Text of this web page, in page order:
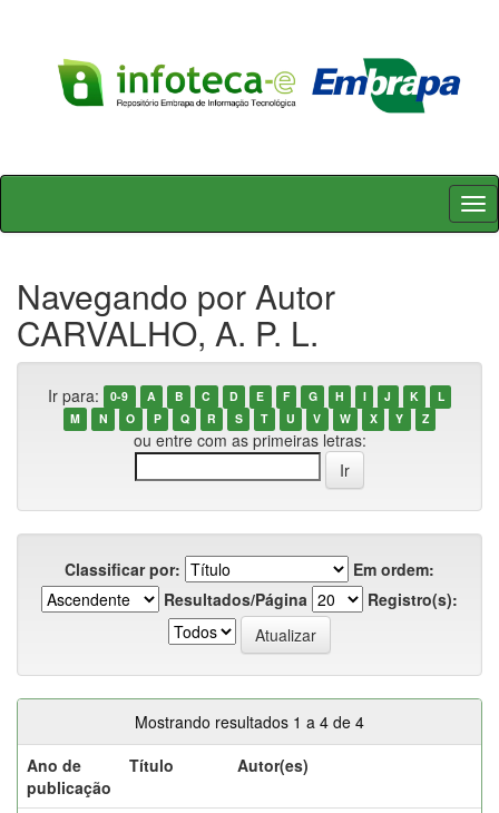
Skip
Navegando por Autor
CARVALHO, A. P. L.
Ir para: 0-9 A B C D E F G H I J K
L
M
N O P Q R S T U V W X Y Z
ou entre com as primeiras letras:
Classificar por:
Em ordem:
Resultados/Página
Registro(s):
Mostrando resultados 1 a 4 de 4
Ano de
publicação
Título Autor(es)